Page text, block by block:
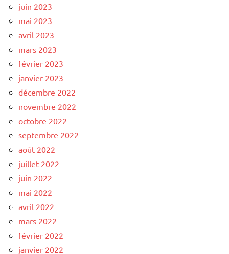
juin 2023
mai 2023
avril 2023
mars 2023
février 2023
janvier 2023
décembre 2022
novembre 2022
octobre 2022
septembre 2022
août 2022
juillet 2022
juin 2022
mai 2022
avril 2022
mars 2022
février 2022
janvier 2022